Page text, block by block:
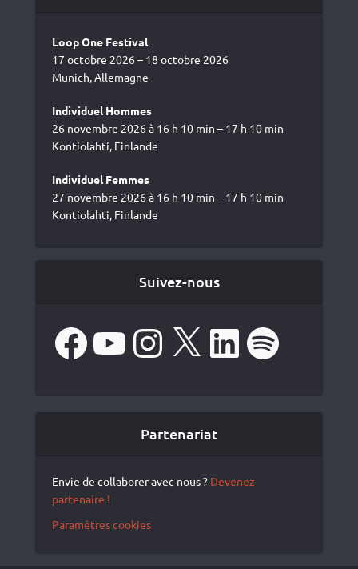
Loop One Festival
17 octobre 2026 – 18 octobre 2026
Munich, Allemagne
Individuel Hommes
26 novembre 2026 à 16 h 10 min – 17 h 10 min
Kontiolahti, Finlande
Individuel Femmes
27 novembre 2026 à 16 h 10 min – 17 h 10 min
Kontiolahti, Finlande
Suivez-nous
Facebook Instagram LinkedIn Spotify
Partenariat
Envie de collaborer avec nous ? Devenez
partenaire !
Paramètres cookies